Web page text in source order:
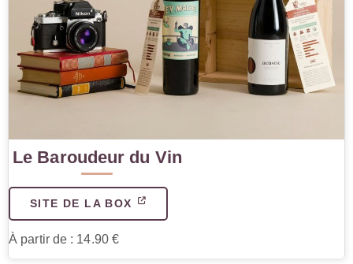
Le Baroudeur du Vin
SITE DE LA BOX
À partir de : 14.90 €